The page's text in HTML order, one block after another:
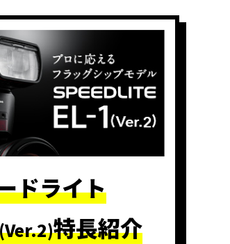
ドライト
特長紹介